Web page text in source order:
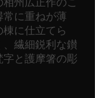
州広正作のこ
常に重ねが薄
棟に仕立てら
繊細鋭利な鑚
と護摩箸の彫